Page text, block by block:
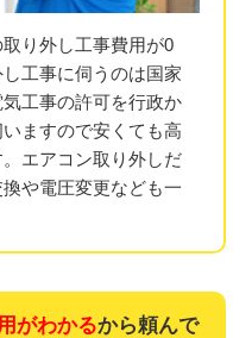
り外し工事費用が0
工事に伺うのは国家
工事の許可を行政か
ますので安くても高
エアコン取り外しだ
や電圧変更なども一
がわかるから頼んで